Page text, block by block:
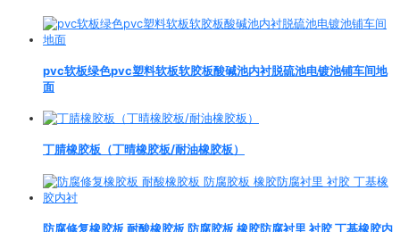
pvc软板绿色pvc塑料软板软胶板酸碱池内衬脱硫池电镀池铺车间地
面
丁腈橡胶板（丁晴橡胶板/耐油橡胶板）
防腐修复橡胶板 耐酸橡胶板 防腐胶板 橡胶防腐衬里 衬胶 丁基橡胶内